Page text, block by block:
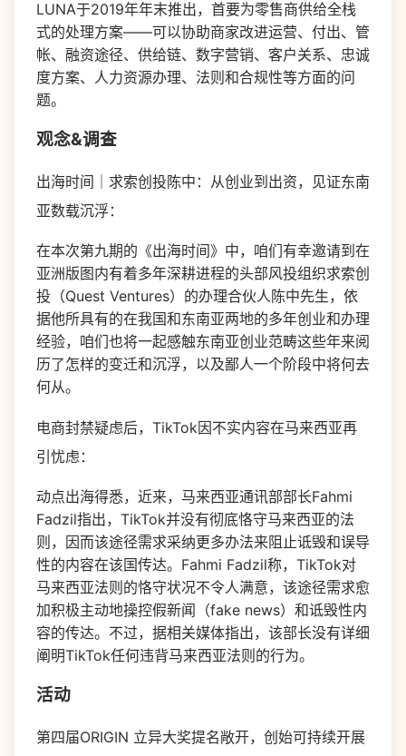
LUNA于2019年年末推出，首要为零售商供给全栈
式的处理方案——可以协助商家改进运营、付出、管
帐、融资途径、供给链、数字营销、客户关系、忠诚
度方案、人力资源办理、法则和合规性等方面的问
题。
观念&调查
出海时间｜求索创投陈中：从创业到出资，见证东南
亚数载沉浮：
在本次第九期的《出海时间》中，咱们有幸邀请到在
亚洲版图内有着多年深耕进程的头部风投组织求索创
投（Quest Ventures）的办理合伙人陈中先生，依
据他所具有的在我国和东南亚两地的多年创业和办理
经验，咱们也将一起感触东南亚创业范畴这些年来阅
历了怎样的变迁和沉浮，以及鄙人一个阶段中将何去
何从。
电商封禁疑虑后，TikTok因不实内容在马来西亚再
引忧虑：
动点出海得悉，近来，马来西亚通讯部部长Fahmi
Fadzil指出，TikTok并没有彻底恪守马来西亚的法
则，因而该途径需求采纳更多办法来阻止诋毁和误导
性的内容在该国传达。Fahmi Fadzil称，TikTok对
马来西亚法则的恪守状况不令人满意，该途径需求愈
加积极主动地操控假新闻（fake news）和诋毁性内
容的传达。不过，据相关媒体指出，该部长没有详细
阐明TikTok任何违背马来西亚法则的行为。
活动
第四届ORIGIN 立异大奖提名敞开，创始可持续开展